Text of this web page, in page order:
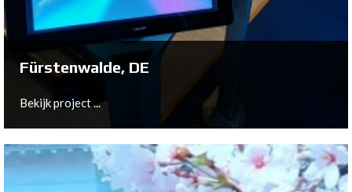
Fürstenwalde, DE
Bekijk project ...